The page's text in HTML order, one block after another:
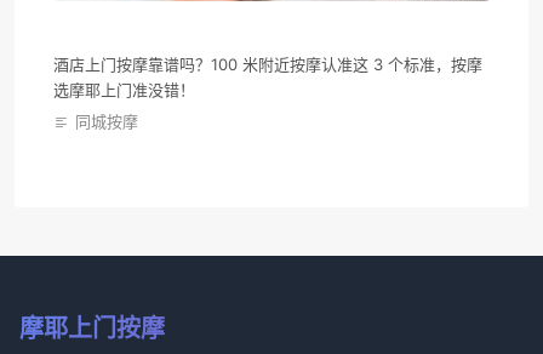
酒店上门按摩靠谱吗？100 米附近按摩认准这 3 个标准，按摩
选摩耶上门准没错！
同城按摩
摩耶上门按摩